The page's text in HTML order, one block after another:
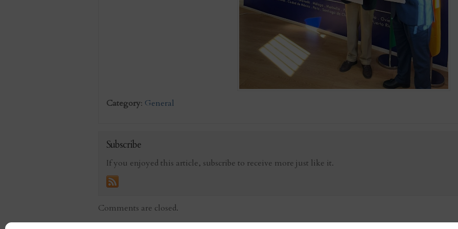
Category: General
Subscribe
If you enjoyed this article, subscribe to receive more just like it.
Comments are closed.